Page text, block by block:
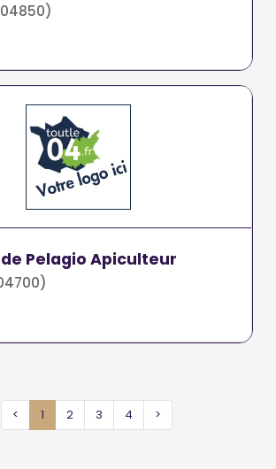
Pelagio Apiculteur
< 1 2 3 4 >